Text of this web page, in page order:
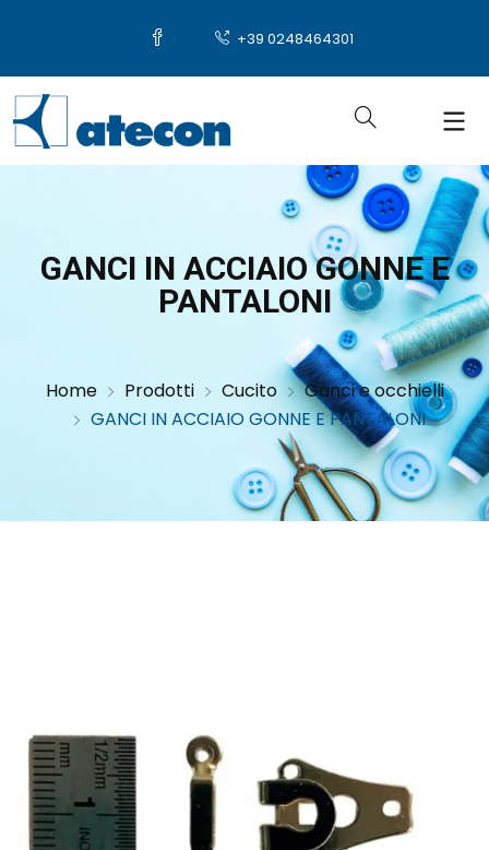
+39 0248464301
GANCI IN ACCIAIO GONNE E
PANTALONI
Home Prodotti Cucito
Ganci e occhielli
GANCI IN ACCIAIO GONNE E PANTALONI